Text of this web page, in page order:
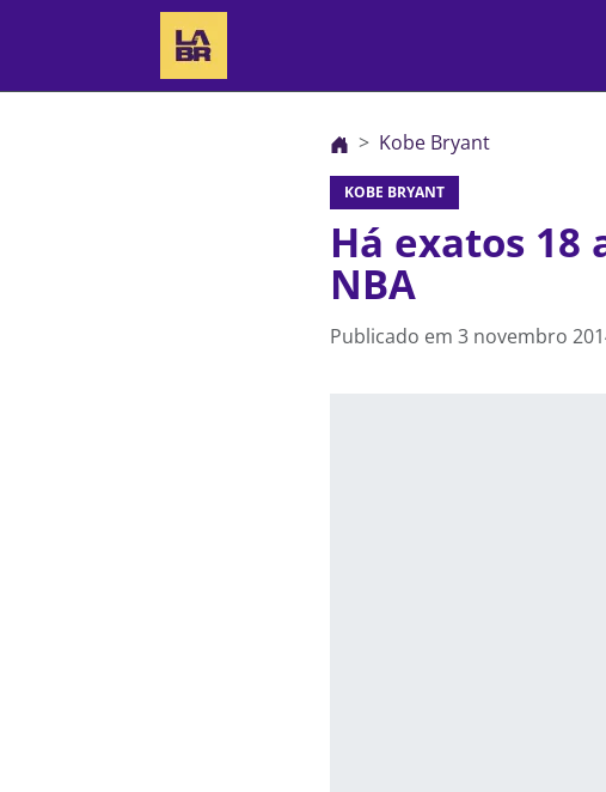
Kobe Bryant
KOBE BRYANT
Há exatos 18
NBA
Publicado em 3 novembro